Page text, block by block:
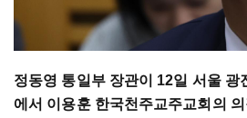
정동영 통일부 장관이 12일 서울 광
에서 이용훈 한국천주교주교회의